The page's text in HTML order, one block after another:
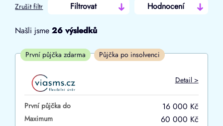
Zrušit filtr Filtrovat Hodnocení
Od
První půjčka zdarma
–
Našli jsme26 výsledků
První půjčka zdarma Půjčka po insolvenci
Detail >
První půjčka do 16 000 Kč
Maximum 60 000 Kč